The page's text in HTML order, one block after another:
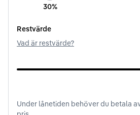
30%
Restvärde
Vad är restvärde?
Under lånetiden behöver du betala